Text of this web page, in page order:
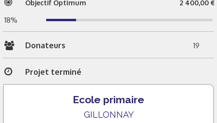
Objectif Optimum 2 400,00 €
18%
Donateurs 19
Projet terminé
Ecole primaire
GILLONNAY